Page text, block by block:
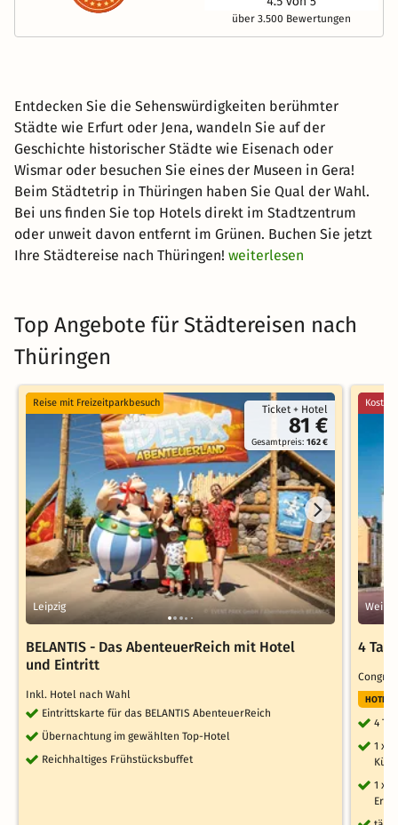
über 3.500 Bewertungen
Entdecken Sie die Sehenswürdigkeiten berühmter
Städte wie Erfurt oder Jena, wandeln Sie auf der
Geschichte historischer Städte wie Eisenach oder
Wismar oder besuchen Sie eines der Museen in Gera!
Beim Städtetrip in Thüringen haben Sie Qual der Wahl.
Bei uns finden Sie top Hotels direkt im Stadtzentrum
oder unweit davon entfernt im Grünen. Buchen Sie jetzt
Ihre Städtereise nach Thüringen! weiterlesen
Top Angebote für Städtereisen nach
Thüringen
Ticket + Hotel
81 €
Gesamtpreis:162 €
Reise mit Freizeitparkbesuch
Leipzig
BELANTIS - Das AbenteuerReich mit Hotel
und Eintritt
Inkl. Hotel nach Wahl
Eintrittskarte für das BELANTIS AbenteuerReich
Übernachtung im gewählten Top-Hotel
Reichhaltiges Frühstücksbuffet
4
4
1 x
1 x